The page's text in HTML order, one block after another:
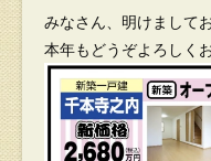
みなさん、明けまして
本年もどうぞよろしく